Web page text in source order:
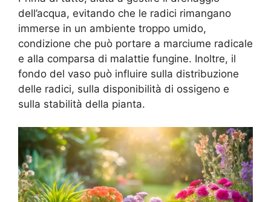
dell’acqua, evitando che le radici rimangano
immerse in un ambiente troppo umido,
condizione che può portare a marciume radicale
e alla comparsa di malattie fungine. Inoltre, il
fondo del vaso può influire sulla distribuzione
delle radici, sulla disponibilità di ossigeno e
sulla stabilità della pianta.